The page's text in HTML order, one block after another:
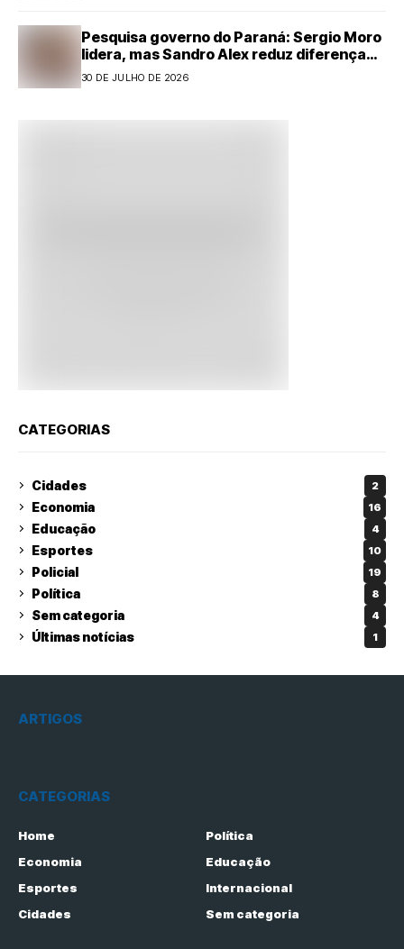
Pesquisa governo do Paraná: Sergio Moro
lidera, mas Sandro Alex reduz diferença
com forte alta
30 DE JULHO DE 2026
CATEGORIAS
Cidades 2
Economia 16
Educação 4
Esportes 10
Policial 19
Política 8
Sem categoria 4
Últimas notícias 1
ARTIGOS
CATEGORIAS
Home
Política
Economia
Educação
Esportes
Internacional
Cidades
Sem categoria